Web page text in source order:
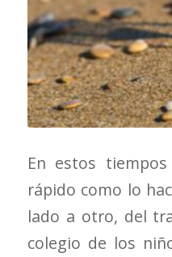
En estos
rápido como lo
lado a otro, del
colegio de los